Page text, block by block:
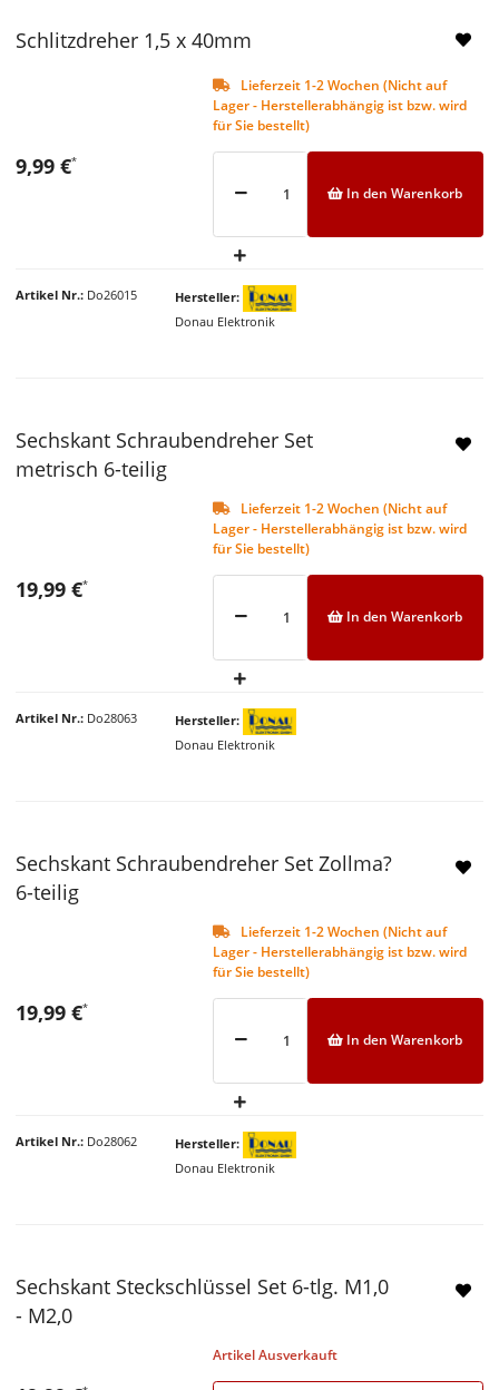
Schlitzdreher 1,5 x 40mm
Lieferzeit 1-2 Wochen (Nicht auf
Lager - Herstellerabhängig ist bzw. wird
für Sie bestellt)
Artikel Nr. Do26015
Hersteller
Donau Elektronik
9,99 €*
In den Warenkorb
Sechskant Schraubendreher Set
metrisch 6-teilig
Lieferzeit 1-2 Wochen (Nicht auf
Lager - Herstellerabhängig ist bzw. wird
für Sie bestellt)
Artikel Nr. Do28063
Hersteller
Donau Elektronik
19,99 €*
In den Warenkorb
Sechskant Schraubendreher Set Zollma?
6-teilig
Lieferzeit 1-2 Wochen (Nicht auf
Lager - Herstellerabhängig ist bzw. wird
für Sie bestellt)
Artikel Nr. Do28062
Hersteller
Donau Elektronik
19,99 €*
In den Warenkorb
Sechskant Steckschlüssel Set 6-tlg. M1,0
- M2,0
Artikel Ausverkauft